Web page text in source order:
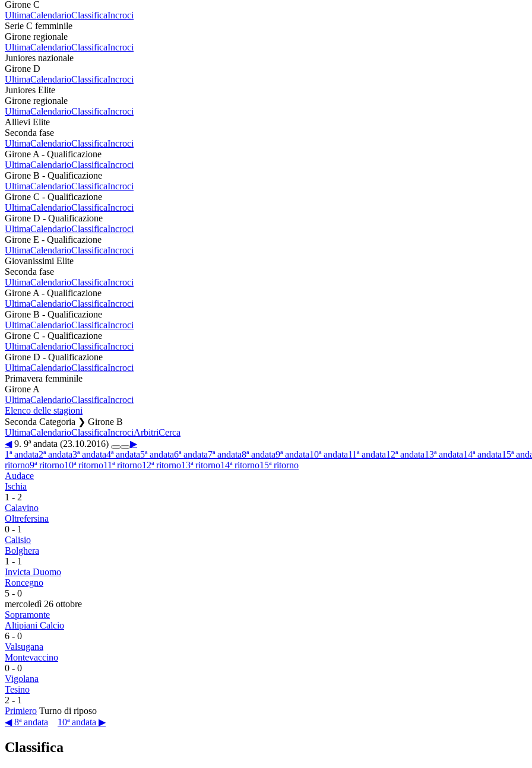
Girone C
UltimaCalendarioClassificaIncroci
Serie C femminile
Girone regionale
UltimaCalendarioClassificaIncroci
Juniores nazionale
Girone D
UltimaCalendarioClassificaIncroci
Juniores Elite
Girone regionale
UltimaCalendarioClassificaIncroci
Allievi Elite
Seconda fase
UltimaCalendarioClassificaIncroci
Girone A - Qualificazione
UltimaCalendarioClassificaIncroci
Girone B - Qualificazione
UltimaCalendarioClassificaIncroci
Girone C - Qualificazione
UltimaCalendarioClassificaIncroci
Girone D - Qualificazione
UltimaCalendarioClassificaIncroci
Girone E - Qualificazione
UltimaCalendarioClassificaIncroci
Giovanissimi Elite
Seconda fase
UltimaCalendarioClassificaIncroci
Girone A - Qualificazione
UltimaCalendarioClassificaIncroci
Girone B - Qualificazione
UltimaCalendarioClassificaIncroci
Girone C - Qualificazione
UltimaCalendarioClassificaIncroci
Girone D - Qualificazione
UltimaCalendarioClassificaIncroci
Primavera femminile
Girone A
UltimaCalendarioClassificaIncroci
Elenco delle stagioni
Seconda Categoria ❯ Girone B
UltimaCalendarioClassificaIncrociArbitriCerca
◀9. 9ª andata (23.10.2016)
▶
1ª andata2ª andata3ª andata4ª andata5ª andata6ª andata7ª andata8ª andata9ª andata10ª andata11ª andata12ª andata13ª andata14ª andata15ª
ritorno9ª ritorno10ª ritorno11ª ritorno12ª ritorno13ª ritorno14ª ritorno15ª ritorno
Audace
Ischia
1 - 2
Calavino
Oltrefersina
0 - 1
Calisio
Bolghera
1 - 1
Invicta Duomo
Roncegno
5 - 0
mercoledì 26 ottobre
Sopramonte
Altipiani Calcio
6 - 0
Valsugana
Montevaccino
0 - 0
Vigolana
Tesino
2 - 1
Primiero Turno di riposo
◀ 8ª andata
10ª andata ▶
Classifica